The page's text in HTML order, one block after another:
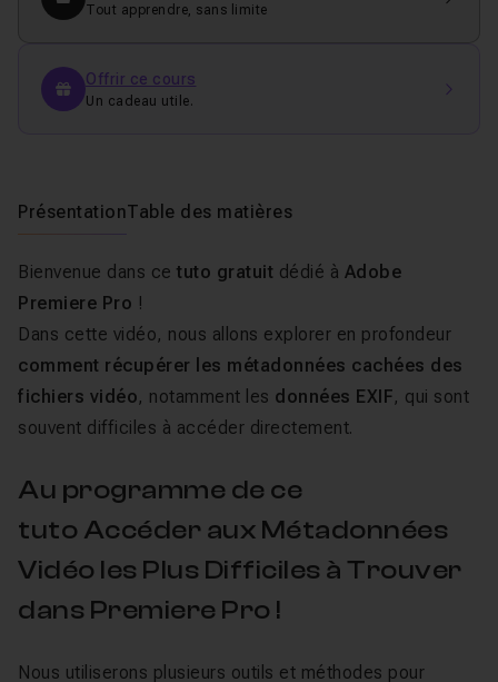
Tout apprendre, sans limite
Offrir ce cours
Un cadeau utile.
PrésentationTable des matières
Bienvenue dans ce tuto gratuit dédié à Adobe
Premiere Pro !
Dans cette vidéo, nous allons explorer en profondeur
comment récupérer les métadonnées cachées des
fichiers vidéo, notamment les données EXIF, qui sont
souvent difficiles à accéder directement.
Au programme de ce
tuto Accéder aux Métadonnées
Vidéo les Plus Difficiles à Trouver
dans Premiere Pro !
Nous utiliserons plusieurs outils et méthodes pour